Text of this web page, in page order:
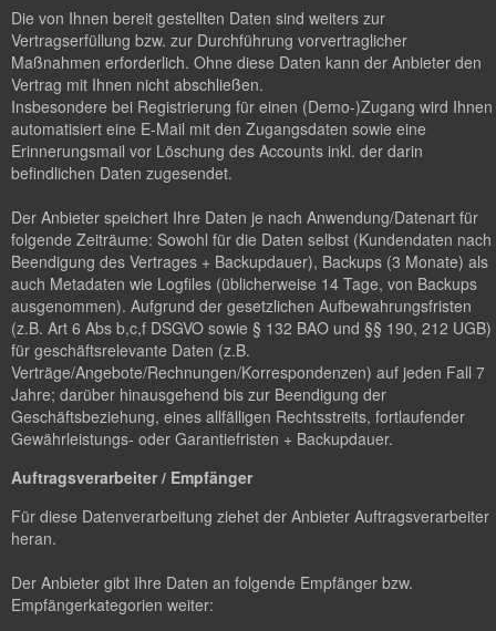
Die von Ihnen bereit gestellten Daten sind weiters zur
Vertragserfüllung bzw. zur Durchführung vorvertraglicher
Maßnahmen erforderlich. Ohne diese Daten kann der Anbieter den
Vertrag mit Ihnen nicht abschließen.
Insbesondere bei Registrierung für einen (Demo-)Zugang wird Ihnen
automatisiert eine E-Mail mit den Zugangsdaten sowie eine
Erinnerungsmail vor Löschung des Accounts inkl. der darin
befindlichen Daten zugesendet.
Der Anbieter speichert Ihre Daten je nach Anwendung/Datenart für
folgende Zeiträume: Sowohl für die Daten selbst (Kundendaten nach
Beendigung des Vertrages + Backupdauer), Backups (3 Monate) als
auch Metadaten wie Logfiles (üblicherweise 14 Tage, von Backups
ausgenommen). Aufgrund der gesetzlichen Aufbewahrungsfristen
(z.B. Art 6 Abs b,c,f DSGVO sowie § 132 BAO und §§ 190, 212 UGB)
für geschäftsrelevante Daten (z.B.
Verträge/Angebote/Rechnungen/Korrespondenzen) auf jeden Fall 7
Jahre; darüber hinausgehend bis zur Beendigung der
Geschäftsbeziehung, eines allfälligen Rechtsstreits, fortlaufender
Gewährleistungs- oder Garantiefristen + Backupdauer.
Auftragsverarbeiter / Empfänger
Für diese Datenverarbeitung ziehet der Anbieter Auftragsverarbeiter
heran.
Der Anbieter gibt Ihre Daten an folgende Empfänger bzw.
Empfängerkategorien weiter: